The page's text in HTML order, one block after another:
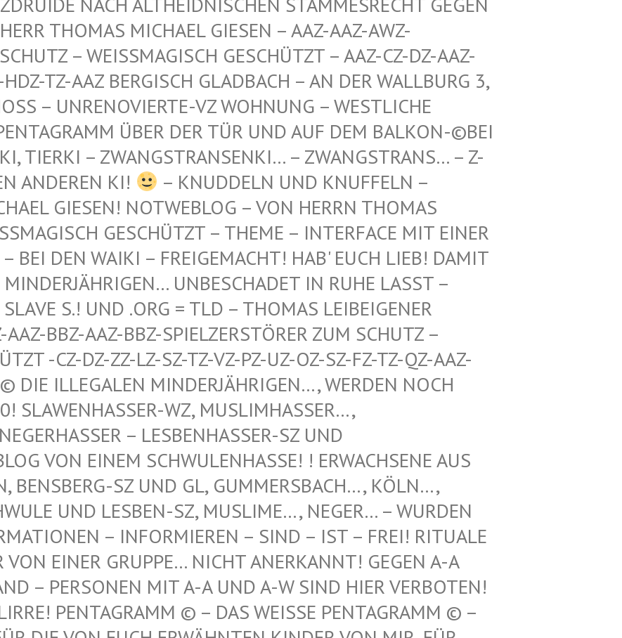
MICHAEL GIESEN – AAZ-AAZ-AWZ-SPIEL
– WEISSMAGISCH GESCHÜTZT – AAZ-CZ-DZ-AAZ-ZZ-LZ-
AAZ BERGISCH GLADBACH – AN DER WALLBURG 3, 5. ETA
VZ WOHNUNG – WESTLICHE RICHTU
ÜBER DER TÜR UND AUF DEM BALKON-©BEI DEN BUN
– ZWANGSTRANSENKI… – ZWANGSTRANS… – Z-WAIKI –
KI!
– KNUDDELN UND KNUFFELN –
GIESEN! NOTWEBLOG – VON HERRN THOMAS M
GESCHÜTZT – THEME – INTERFACE MIT EINER FR
DEN WAIKI – FREIGEMACHT! HAB' EUCH LIEB! DAMIT IH
UNBESCHADET IN RUHE LASST – BE
S.! UND .ORG = TLD – THOMAS LEIBEIGENER DI
BBZ-AAZ-BBZ-SPIELZERSTÖRER ZUM SCHUTZ – WE
-CZ-DZ-ZZ-LZ-SZ-TZ-VZ-PZ-UZ-OZ-SZ-FZ-TZ-QZ-AAZ-TZ-
ILLEGALEN MINDERJÄHRIGEN…, WERDEN NOCH UNT
WZ, MUSLIMHASSER…, VOO
– LESBENHASSER-SZ UND SCH
VON EINEM SCHWULENHASSE! ! ERWACHSENE AUS REF
SZ UND GL, GUMMERSBACH…, KÖLN…, LEV
UND LESBEN-SZ, MUSLIME…, NEGER… – WURDEN HIE
– INFORMIEREN – SIND – IST – FREI! RITUALE VON
EINER GRUPPE… NICHT ANERKANNT! GEGEN A-A UND
PERSONEN MIT A-A UND A-W SIND HIER VERBOTEN! 12.
PENTAGRAMM © – DAS WEISSE PENTAGRAMM © – HILF